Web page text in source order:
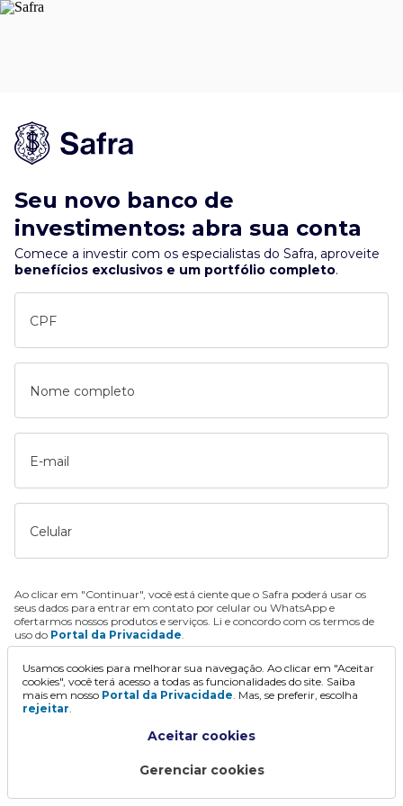
Seu novo banco de
investimentos: abra sua conta
Comece a investir com os especialistas do Safra, aproveite
benefícios exclusivos e um portfólio completo.
CPF
Nome completo
E-mail
Celular
Ao clicar em "Continuar", você está ciente que o Safra poderá usar os
seus dados para entrar em contato por celular ou WhatsApp e
ofertarmos nossos produtos e serviços. Li e concordo com os termos de
uso do Portal da Privacidade.
Continuar
Usamos cookies para melhorar sua navegação. Ao clicar em "Aceitar
cookies", você terá acesso a todas as funcionalidades do site. Saiba
mais em nosso Portal da Privacidade. Mas, se preferir, escolha
rejeitar.
Aceitar cookies
Gerenciar cookies